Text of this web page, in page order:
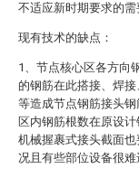
不适应新时期要求的需
现有技术的缺点：
1、节点核心区各方向
的钢筋在此搭接、焊
等造成节点钢筋接头
区内钢筋根数在原设
机械握裹式接头截面
况且有些部位设备很难